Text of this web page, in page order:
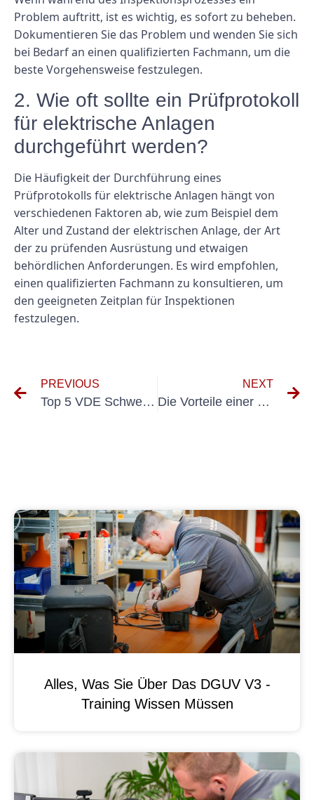
Problem auftritt, ist es wichtig, es sofort zu beheben.
Dokumentieren Sie das Problem und wenden Sie sich
bei Bedarf an einen qualifizierten Fachmann, um die
beste Vorgehensweise festzulegen.
2. Wie oft sollte ein Prüfprotokoll
für elektrische Anlagen
durchgeführt werden?
Die Häufigkeit der Durchführung eines
Prüfprotokolls für elektrische Anlagen hängt von
verschiedenen Faktoren ab, wie zum Beispiel dem
Alter und Zustand der elektrischen Anlage, der Art
der zu prüfenden Ausrüstung und etwaigen
behördlichen Anforderungen. Es wird empfohlen,
einen qualifizierten Fachmann zu konsultieren, um
den geeigneten Zeitplan für Inspektionen
festzulegen.
PREVIOUS
Top 5 VDE Schweißgeräte-Modelle für hochwertige Schweißergebnisse
NEXT
Die Vorteile einer regelmäßigen Geräteprüfung nach VDE 0701 für Ihr Unternehmen
Alles, Was Sie Über Das DGUV V3 -
Training Wissen Müssen